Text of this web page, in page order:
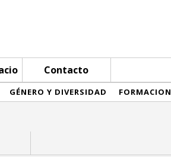
Contacto
GÉNERO Y DIVERSIDAD FORMACION